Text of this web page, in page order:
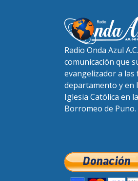
Radio Onda Azul
comunicación que
evangelizador a las
departamento y en
Iglesia Católica en
Borromeo de Puno.